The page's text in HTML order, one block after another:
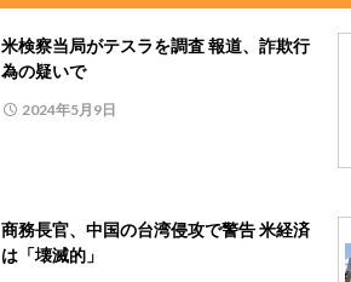
米検察当局がテスラを調査 報道、詐欺行
為の疑いで
2024年5月9日
商務長官、中国の台湾侵攻で警告 米経済
は「壊滅的」